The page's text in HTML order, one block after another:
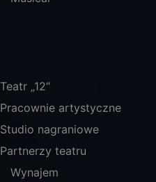
Teatr „12“
Pracownie artystyczne
Studio nagraniowe
Partnerzy teatru
Wynajem